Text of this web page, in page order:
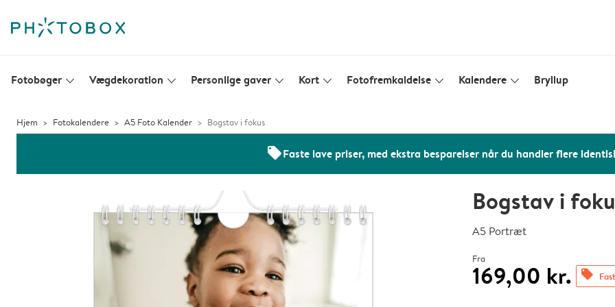
Fotobøger slim_arrow_down Vægdekoration slim_arrow_down Personlige gaver slim_arrow_down Kort slim_arrow_down Fotofremkaldelse slim_arrow_down Kalendere slim_arrow_down Bryllup
Hjem Fotokalendere A5 Foto Kalender Bogstav i fokus
offersFaste lave priser, med ekstra besparelser når du handler flere
Bogstav i
A5 Portræt
Fra
169,00 kr. offers